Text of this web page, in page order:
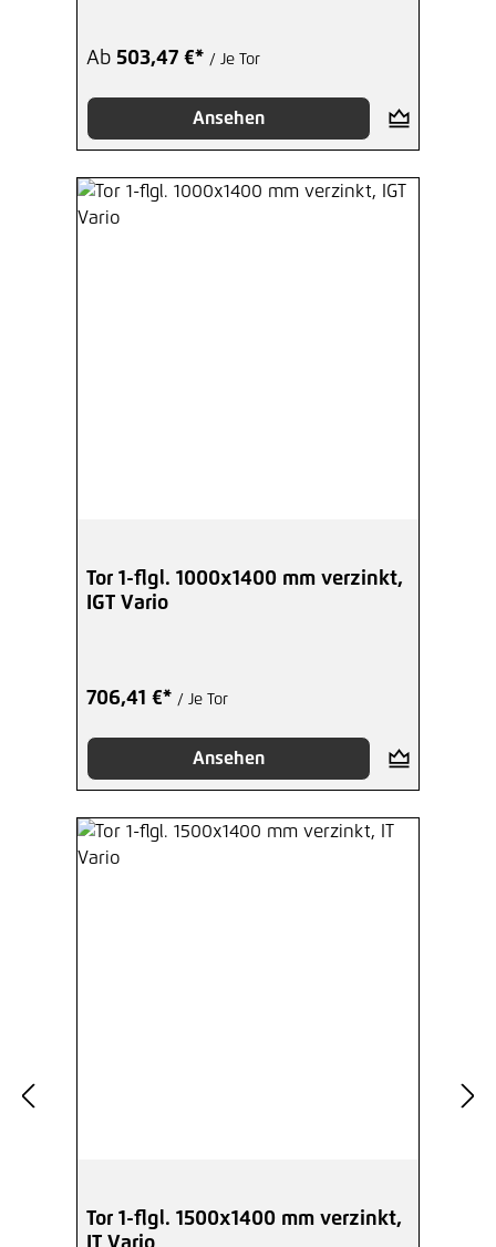
Ab 503,47 €* / Je Tor
Ansehen
Tor 1-flgl. 1000x1400 mm verzinkt,
IGT Vario
706,41 €* / Je Tor
Ansehen
Tor 1-flgl. 1500x1400 mm verzinkt,